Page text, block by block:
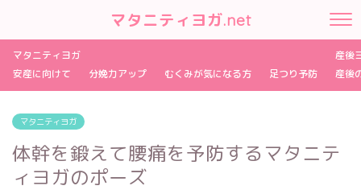
マタニティヨガ.net
マタニティヨガ
安産に向けて
分娩力アップ むくみが気になる方 足つり予防
産後
産後
マタニティヨガ
体幹を鍛えて腰痛を予防するマタニテ
ィヨガのポーズ